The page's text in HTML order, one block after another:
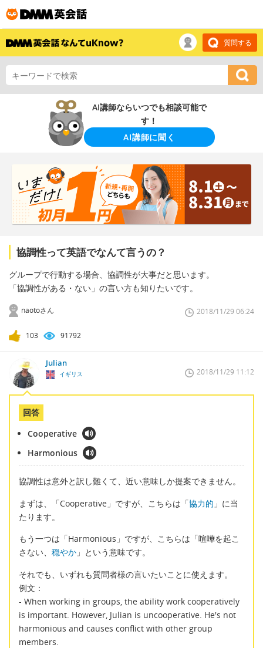
質問する
AI講師ならいつでも相談可能で
す！
AI講師に聞く
協調性って英語でなんて言うの？
グループで行動する場合、協調性が大事だと思います。
「協調性がある・ない」の言い方も知りたいです。
naotoさん 2018/11/29 06:24
103 91792
Julian
イギリス 2018/11/29 11:12
回答
Cooperative
Harmonious
協調性は意外と訳し難くて、近い意味しか提案できません。
まずは、「Cooperative」ですが、こちらは「協力的 」に当
たります。
もう一つは「Harmonious」ですが、こちらは「喧嘩を起こ
さない、 穏やか 」という意味です。
それでも、いずれも質問者様の言いたいことに使えます。
例文：
- When working in groups, the ability work cooperatively
is important. However, Julian is uncooperative. He's not
harmonious and causes conflict with other group
members.